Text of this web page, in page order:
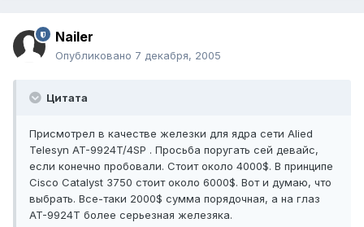
Nailer
Опубликовано 7 декабря, 2005
Цитата
Присмотрел в качестве железки для ядра сети Alied
Telesyn AT-9924T/4SP . Просьба поругать сей девайс,
если конечно пробовали. Стоит около 4000$. В принципе
Cisco Catalyst 3750 стоит около 6000$. Вот и думаю, что
выбрать. Все-таки 2000$ сумма порядочная, а на глаз
AT-9924T более серьезная железяка.